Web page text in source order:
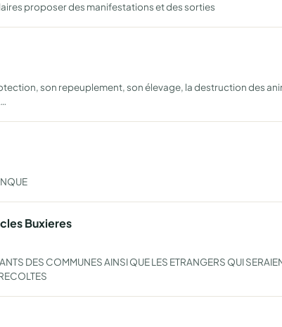
proposer des manifestations et des sorties
son repeuplement, son élevage, la destruction des
Buxieres
DES COMMUNES AINSI QUE LES ETRANGERS QUI